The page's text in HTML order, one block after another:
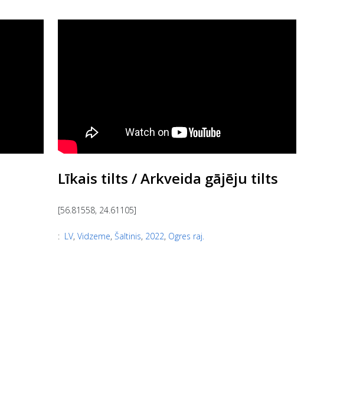
Līkais tilts / Arkveida gājēju tilts
[56.81558, 24.61105]
: LV, Vidzeme, Šaltinis, 2022, Ogres raj.